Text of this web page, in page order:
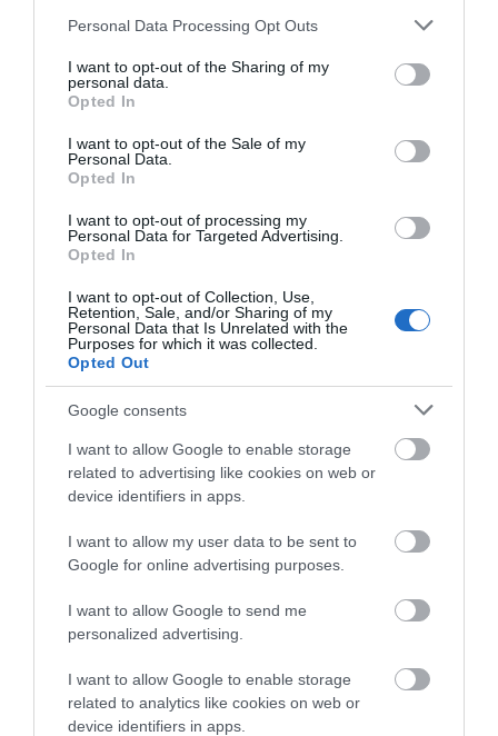
Please note that this website/app uses one or more Google
not limited to your visit or usage behaviour. You may click to
grant or deny consent to Google and its third-party tags to
use your data for below specified purposes in below Google
consent section.
Personal Data Processing Opt Outs
I want to opt-out of the Sharing of my
personal data.
Opted In
I want to opt-out of the Sale of my
Personal Data.
Opted In
I want to opt-out of processing my
Personal Data for Targeted Advertising.
Opted In
I want to opt-out of Collection, Use,
Retention, Sale, and/or Sharing of my
Personal Data that Is Unrelated with the
Purposes for which it was collected.
Opted Out
Google consents
I want to allow Google to enable storage
related to advertising like cookies on web or
device identifiers in apps.
I want to allow my user data to be sent to
Google for online advertising purposes.
I want to allow Google to send me
personalized advertising.
I want to allow Google to enable storage
related to analytics like cookies on web or
device identifiers in apps.
Θρήνος σε όλη την Εύβοια για τον
επιχειρηματία που έφυγε απο
την ζωή
Πάτρα: Θρήνος για μωράκι μόλις 8
Νεογνών
08.08.2026 | 16:00
Αρχίζουν τα έργα για το νέο
κλειστό γυμναστήριο στην Εύβοια
08.08.2026 | 15:40
Φωτιά στη Βοιωτία: Έκτακτα
ζητά η ΠΣτΕ
08.08.2026 | 15:20
Μεγάλη προσοχή στην Εύβοια:
Σπείρα ανοίγει επιχειρήσεις
Όμιλος ΔΕΗ: Νέα συμφωνία για
χαρτοφυλάκιο έργων ΑΠΕ
08.08.2026 | 14:40
Κάνεις δεν ξεχνά τι
έζησε η Εύβοια πριν
πέντε χρόνια
της Εύβοιας: Μένουν
κάθε μέρα χωρίς νερό –
Σε πελάγη ευτυχίας
αντιδήμαρχος στην
φορά παππούς!
Ευρυδίκη Βαλαβάνη: Οι
Δείτε σε ποια παραλία
συναγερμός στην
Εύβοια: Red Code αύριο
Κυριακή – Αυξημένη
Θρήνος σε όλη την
Εύβοια για τον
επιχειρηματία που